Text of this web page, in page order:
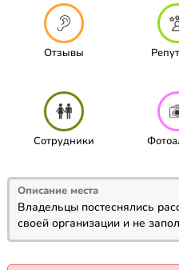
Отзывы
Сотрудники
Описание места
Владельцы постеснялись
своей организации и не